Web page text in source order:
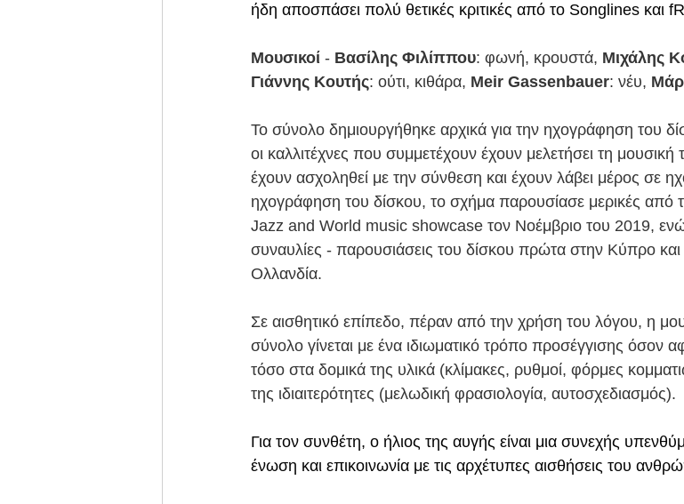
ήδη αποσπάσει πολύ θετικές κριτικές από το Songlines και
Μουσικοί - Βασίλης Φιλίππου: φωνή, κρουστά, Μιχάλης
Γιάννης Κουτής: ούτι, κιθάρα, Meir Gassenbauer: νέυ,
Το σύνολο δημιουργήθηκε αρχικά για την ηχογράφηση του
οι καλλιτέχνες που συμμετέχουν έχουν μελετήσει τη
έχουν ασχοληθεί με την σύνθεση και έχουν λάβει μέρος σε
ηχογράφηση του δίσκου, το σχήμα παρουσίασε μερικές από
Jazz and World music showcase τον Νοέμβριο του 2019,
συναυλίες - παρουσιάσεις του δίσκου πρώτα στην Κύπρο και
Ολλανδία.
Σε αισθητικό επίπεδο, πέραν από την χρήση του λόγου, η
σύνολο γίνεται με ένα ιδιωματικό τρόπο προσέγγισης όσον
τόσο στα δομικά της υλικά (κλίμακες, ρυθμοί, φόρμες
της ιδιαιτερότητες (μελωδική φρασιολογία, αυτοσχεδιασμός).
Για τον συνθέτη, ο ήλιος της αυγής είναι μια συνεχής
ένωση και επικοινωνία με τις αρχέτυπες αισθήσεις του